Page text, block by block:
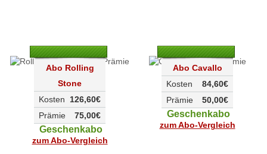
Abo Rolling
Stone
126,60€
Kosten
75,00€
Prämie
Geschenkabo
zum Abo-Vergleich
Abo Cavallo
84,60€
Kosten
50,00€
Prämie
Geschenkabo
zum Abo-Vergleich